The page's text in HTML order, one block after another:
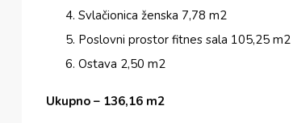
Svlačionica ženska 7,78 m2
Poslovni prostor fitnes sala 105,25 m2
Ostava 2,50 m2
Ukupno – 136,16 m2